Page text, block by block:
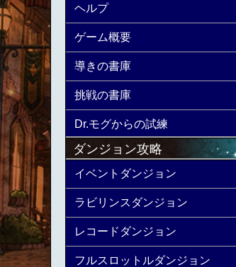
ヘルプ
ゲーム概要
導きの書庫
挑戦の書庫
Dr.モグからの試練
ダンジョン攻略
イベントダンジョン
ラビリンスダンジョン
レコードダンジョン
フルスロットルダンジョン